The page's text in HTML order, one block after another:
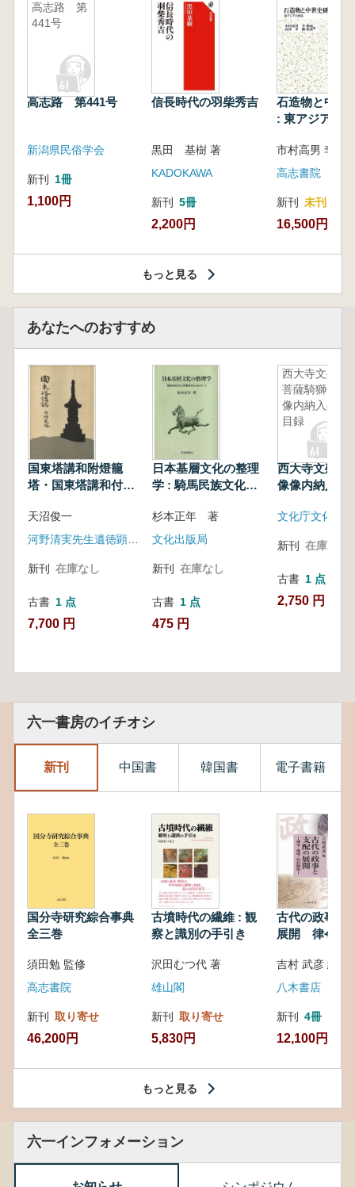
高志路 第
441号
高志路 第441号
新潟県民俗学会
新刊 1冊
1,100円
信長時代の羽柴秀吉
黒田 基樹 著
KADOKAWA
新刊 5冊
2,200円
石造物と中世
: 東アジアと
高志書院
新刊 未刊
16,500円
もっと見る
あなたへのおすすめ
国東塔講和附燈籠
塔・国東塔講和付
ット
天沼俊一
新刊 在庫なし
古書 1 点
7,700 円
日本基層文化の整理
学 : 騎馬民族文化と
って
杉本正年 著
文化出版局
新刊 在庫なし
古書 1 点
475 円
西大寺文殊
菩薩騎獅像
像内納入品
目録
西大寺文殊菩
像像内納入品
新刊 在庫なし
古書 1 点
2,750 円
六一書房のイチオシ
新刊 中国書 韓国書 電子書籍
国分寺研究綜合事典
全三巻
須田勉 監修
高志書院
新刊 取り寄せ
46,200円
古墳時代の繊維 : 観
察と識別の手引き
沢田むつ代 著
雄山閣
新刊 取り寄せ
5,830円
古代の政事と
展開 律令・
吉村 武彦 編集
八木書店
新刊 4冊
12,100円
もっと見る
六一インフォメーション